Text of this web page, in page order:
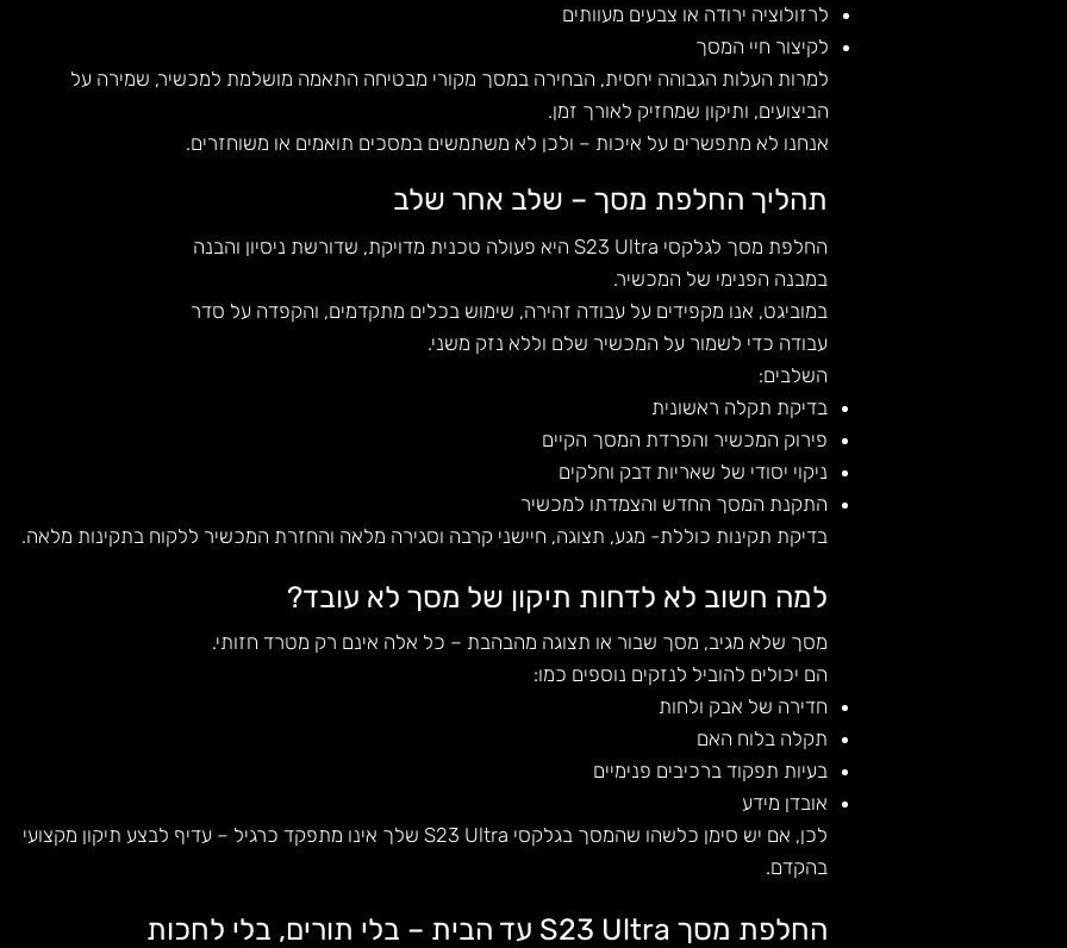
לרזולוציה ירודה או צבעים מעוותים
לקיצור חיי המסך
למרות העלות הגבוהה יחסית, הבחירה במסך מקורי מבטיחה התאמה מושלמת למכשיר, שמירה על
הביצועים, ותיקון שמחזיק לאורך זמן.
אנחנו לא מתפשרים על איכות – ולכן לא משתמשים במסכים תואמים או משוחזרים.
תהליך החלפת מסך – שלב אחר שלב
החלפת מסך לגלקסי S23 Ultra היא פעולה טכנית מדויקת, שדורשת ניסיון והבנה
במבנה הפנימי של המכשיר.
במוביגט, אנו מקפידים על עבודה זהירה, שימוש בכלים מתקדמים, והקפדה על סדר
עבודה כדי לשמור על המכשיר שלם וללא נזק משני.
השלבים:
בדיקת תקלה ראשונית
פירוק המכשיר והפרדת המסך הקיים
ניקוי יסודי של שאריות דבק וחלקים
התקנת המסך החדש והצמדתו למכשיר
בדיקת תקינות כוללת- מגע, תצוגה, חיישני קרבה וסגירה מלאה והחזרת המכשיר ללקוח בתקינות מלאה.
למה חשוב לא לדחות תיקון של מסך לא עובד?
מסך שלא מגיב, מסך שבור או תצוגה מהבהבת – כל אלה אינם רק מטרד חזותי.
הם יכולים להוביל לנזקים נוספים כמו:
חדירה של אבק ולחות
תקלה בלוח האם
בעיות תפקוד ברכיבים פנימיים
אובדן מידע
לכן, אם יש סימן כלשהו שהמסך בגלקסי S23 Ultra שלך אינו מתפקד כרגיל – עדיף לבצע תיקון מקצועי
בהקדם.
החלפת מסך S23 Ultra עד הבית – בלי תורים, בלי לחכות